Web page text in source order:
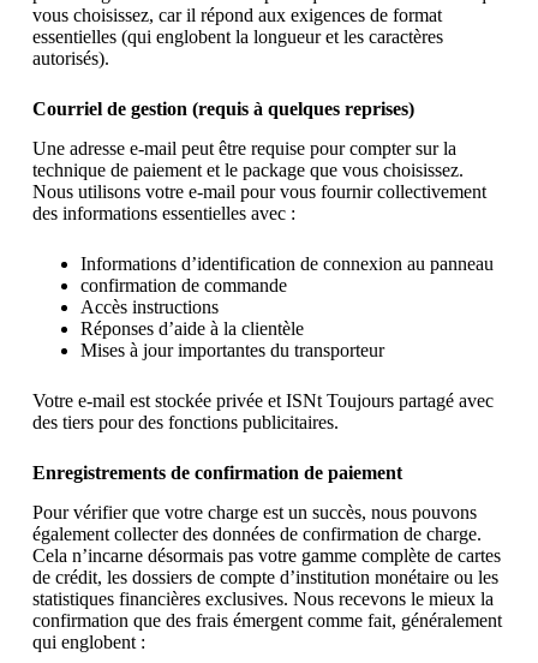
vous choisissez, car il répond aux exigences de format
essentielles (qui englobent la longueur et les caractères
autorisés).
Courriel de gestion (requis à quelques reprises)
Une adresse e-mail peut être requise pour compter sur la
technique de paiement et le package que vous choisissez.
Nous utilisons votre e-mail pour vous fournir collectivement
des informations essentielles avec :
Informations d’identification de connexion au panneau
confirmation de commande
Accès instructions
Réponses d’aide à la clientèle
Mises à jour importantes du transporteur
Votre e-mail est stockée privée et ISNt Toujours partagé avec
des tiers pour des fonctions publicitaires.
Enregistrements de confirmation de paiement
Pour vérifier que votre charge est un succès, nous pouvons
également collecter des données de confirmation de charge.
Cela n’incarne désormais pas votre gamme complète de cartes
de crédit, les dossiers de compte d’institution monétaire ou les
statistiques financières exclusives. Nous recevons le mieux la
confirmation que des frais émergent comme fait, généralement
qui englobent :